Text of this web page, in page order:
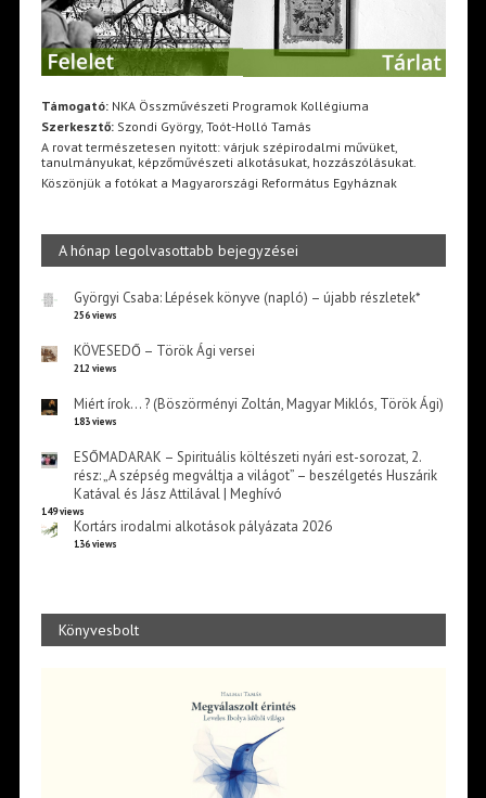
Támogató:NKA Összművészeti Programok Kollégiuma
Szerkesztő:Szondi György, Toót-Holló Tamás
A rovat természetesen nyitott: várjuk szépirodalmi művüket,
tanulmányukat, képzőművészeti alkotásukat, hozzászólásukat.
Köszönjük a fotókat a Magyarországi Református Egyháznak
A hónap legolvasottabb bejegyzései
Györgyi Csaba: Lépések könyve (napló) – újabb részletek*
256 views
KÖVESEDŐ – Török Ági versei
212 views
Miért írok… ? (Böszörményi Zoltán, Magyar Miklós, Török Ági)
183 views
ESŐMADARAK – Spirituális költészeti nyári est-sorozat, 2.
rész: „A szépség megváltja a világot” – beszélgetés Huszárik
Katával és Jász Attilával | Meghívó
149 views
Kortárs irodalmi alkotások pályázata 2026
136 views
Könyvesbolt